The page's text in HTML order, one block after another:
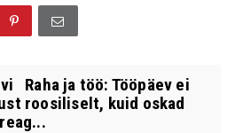
Raha ja töö: Tööpäev ei
roosiliselt, kuid oskad